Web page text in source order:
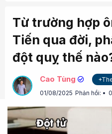
Từ trường hợp
Tiến qua đời,
đột quỵ thế
Cao Tùng
01/08/2025 Phản hồi: 0